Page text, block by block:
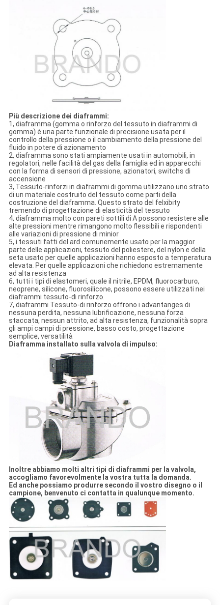
Più descrizione dei diaframmi:
1, diaframma (gomma o rinforzo del tessuto in diaframmi di
gomma) è una parte funzionale di precisione usata per il
controllo della pressione o il cambiamento della pressione del
fluido in potere di azionamento
2, diaframma sono stati ampiamente usati in automobili, in
regolatori, nelle facilità del gas della famiglia ed in apparecchi
con la forma di sensori di pressione, azionatori, switchs di
accensione
3, Tessuto-rinforzi in diaframmi di gomma utilizzano uno strato
di un materiale costruito del tessuto come parti della
costruzione del diaframma. Questo strato del felxibity
tremendo di progettazione di elasticità del tessuto
4, diaframma molto con pareti sottili di A possono resistere alle
alte pressioni mentre rimangono molto flessibili e rispondenti
alle variazioni di pressione di minior
5, i tessuti fatti del ard comunemente usato per la maggior
parte delle applicazioni, tessuto del poliestere, del nylon e della
seta usato per quelle applicazioni hanno esposto a temperatura
elevata. Per quelle applicazioni che richiedono estremamente
ad alta resistenza
6, tutti i tipi di elastomeri, quale il nitrile, EPDM, fluorocarburo,
neoprene, silicone, fluorosilicone, possono essere utilizzati nei
diaframmi tessuto-di rinforzo.
7, diaframmi Tessuto-di rinforzo offrono i advantanges di
nessuna perdita, nessuna lubrificazione, nessuna forza
staccata, nessun attrito, ad alta resistenza, funzionalità sopra
gli ampi campi di pressione, basso costo, progettazione
semplice, versatilità
Diaframma installato sulla valvola di impulso:
Inoltre abbiamo molti altri tipi di diaframmi per la valvola,
accogliamo favorevolmente la vostra tutta la domanda.
Ed anche possiamo produrre secondo il vostro disegno o il
campione, benvenuto ci contatta in qualunque momento.